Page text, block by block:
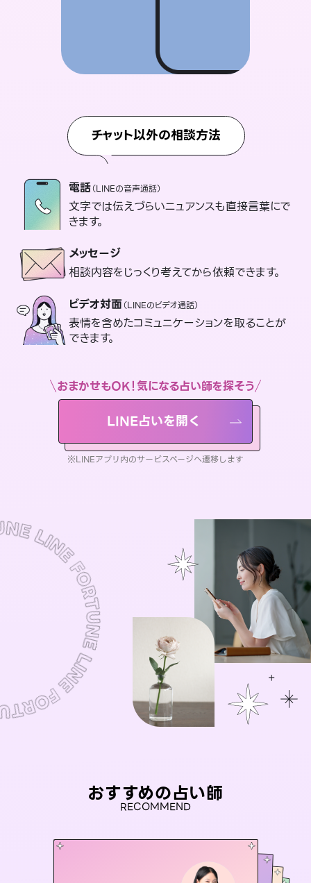
チャット以外の相談方法
電話（LINEの音声通話）
文字では伝えづらいニュアンスも直接言葉にで
きます。
メッセージ
相談内容をじっくり考えてから依頼できます。
ビデオ対面（LINEのビデオ通話）
表情を含めたコミュニケーションを取ることが
できます。
おまかせもOK！気になる占い師を探そう
LINE占いを開く
※LINEアプリ内のサービスページへ遷移します
おすすめの占い師
RECOMMEND